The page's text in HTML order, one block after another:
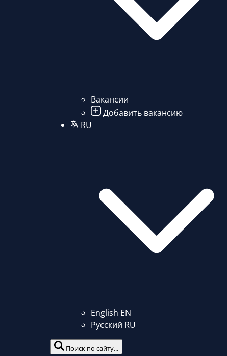
Вакансии
Добавить вакансию
RU
English EN
Русский RU
Поиск по сайту...